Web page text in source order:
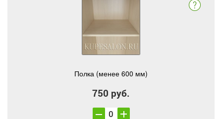
Полка (менее 600 мм)
750 руб.